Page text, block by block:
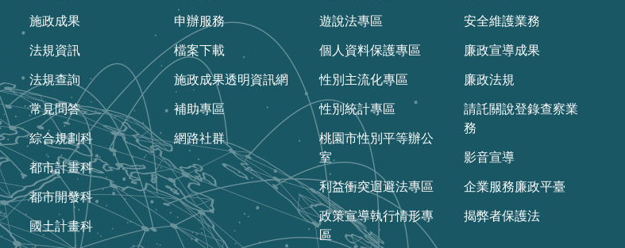
施政成果
法規資訊
法規查詢
常見問答
綜合規劃科
都市計畫科
都市開發科
國土計畫科
申辦服務
檔案下載
施政成果透明資訊網
補助專區
網路社群
遊說法專區
個人資料保護專區
性別主流化專區
性別統計專區
桃園市性別平等辦公
室
利益衝突迴避法專區
政策宣導執行情形專
區
安全維護業務
廉政宣導成果
廉政法規
請託關說登錄查察業
務
影音宣導
企業服務廉政平臺
揭弊者保護法